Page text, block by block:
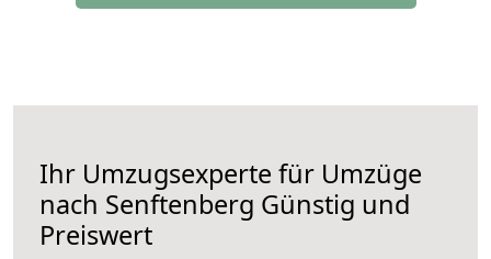
Ihr Umzugsexperte für Umzüge
nach Senftenberg Günstig und
Preiswert